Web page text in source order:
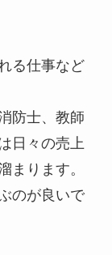
る仕事など
防士、教師
日々の売上
まります。
のが良いで